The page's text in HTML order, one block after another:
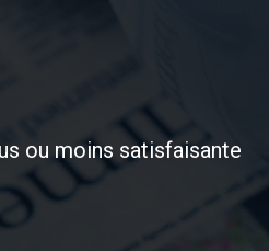
ou moins satisfaisante